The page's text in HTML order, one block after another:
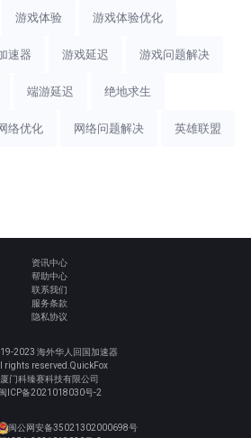
游戏体验 游戏体验优化
速器 游戏延迟 游戏问题解决
端游延迟 绝地求生
络优化 网络问题解决 英雄联盟
资讯中心
帮助中心
联系我们
服务条款
隐私协议
2023 海外华人回国加速器
rights reserved.QuickFox
厦门科臻赛科技有限公司
ICP备2021018030号-2
闽公网安备35021302000698号